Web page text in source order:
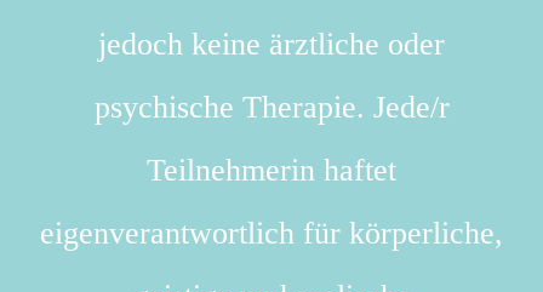
jedoch keine ärztliche oder
psychische Therapie. Jede/r
Teilnehmerin haftet
eigenverantwortlich für körperliche,